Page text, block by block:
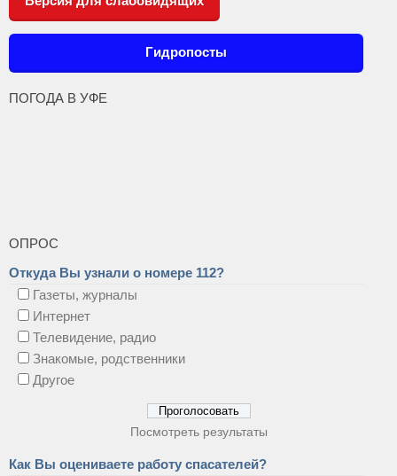
Гидропосты
ПОГОДА В УФЕ
ОПРОС
Откуда Вы узнали о номере 112?
Газеты, журналы
Интернет
Телевидение, радио
Знакомые, родственники
Другое
Посмотреть результаты
Как Вы оцениваете работу спасателей?